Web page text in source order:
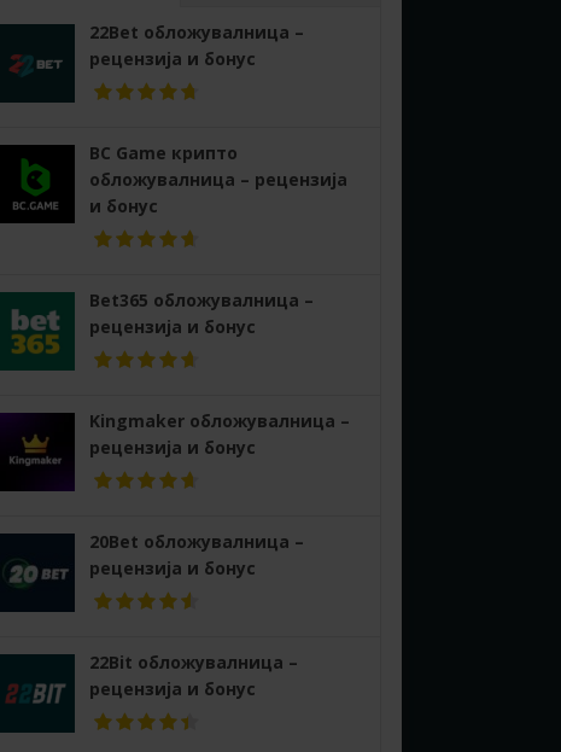
22Bet обложувалница –
рецензија и бонус
BC Game крипто
обложувалница – рецензија
и бонус
Bet365 обложувалница –
рецензија и бонус
Kingmaker обложувалница –
рецензија и бонус
20Bet обложувалница –
рецензија и бонус
22Bit обложувалница –
рецензија и бонус